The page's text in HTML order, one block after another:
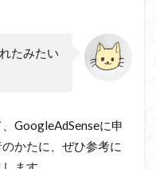
たみたい
GoogleAdSenseに申
かたに、ぜひ参考に